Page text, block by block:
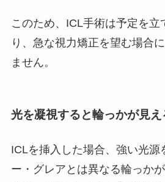
このため、ICL手術は予定を立
り、急な視力矯正を望む場合
ません。
光を凝視すると輪っかが見え
ICLを挿入した場合、強い光源
ー・グレアとは異なる輪っか